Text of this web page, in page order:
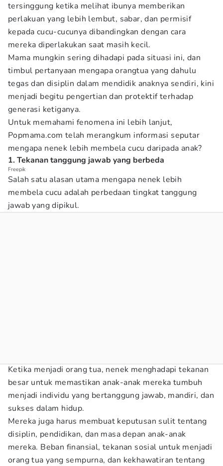
tersinggung ketika melihat ibunya memberikan
perlakuan yang lebih lembut, sabar, dan permisif
kepada cucu-cucunya dibandingkan dengan cara
mereka diperlakukan saat masih kecil.
Mama mungkin sering dihadapi pada situasi ini, dan
timbul pertanyaan mengapa orangtua yang dahulu
tegas dan disiplin dalam mendidik anaknya sendiri, kini
menjadi begitu pengertian dan protektif terhadap
generasi ketiganya.
Untuk memahami fenomena ini lebih lanjut,
Popmama.com telah merangkum informasi seputar
mengapa nenek lebih membela cucu daripada anak?
1. Tekanan tanggung jawab yang berbeda
Freepik
Salah satu alasan utama mengapa nenek lebih
membela cucu adalah perbedaan tingkat tanggung
jawab yang dipikul.
Ketika menjadi orang tua, nenek menghadapi tekanan
besar untuk memastikan anak-anak mereka tumbuh
menjadi individu yang bertanggung jawab, mandiri, dan
sukses dalam hidup.
Mereka juga harus membuat keputusan sulit tentang
disiplin, pendidikan, dan masa depan anak-anak
mereka. Beban finansial, tekanan sosial untuk menjadi
orang tua yang sempurna, dan kekhawatiran tentang